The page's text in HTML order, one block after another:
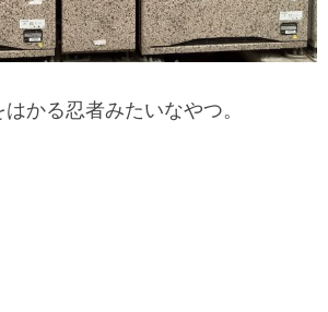
かる忍者みたいなやつ。